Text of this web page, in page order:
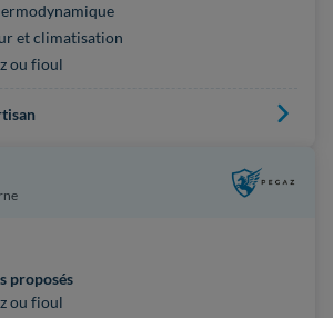
et climatisation
ou fioul
proposés
ou fioul